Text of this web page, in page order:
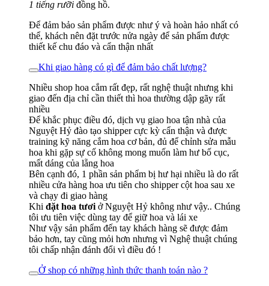
1 tiếng rưỡi đồng hồ.
Để đảm bảo sản phẩm được như ý và hoàn hảo nhất có
thể, khách nên đặt trước nửa ngày để sản phẩm được
thiết kế chu đáo và cẩn thận nhất
Khi giao hàng có gì để đảm bảo chất lượng?
Nhiều shop hoa cắm rất đẹp, rất nghệ thuật nhưng khi
giao đến địa chỉ cần thiết thì hoa thường dập gãy rất
nhiều
Để khắc phục điều đó, dịch vụ giao hoa tận nhà của
Nguyệt Hỷ đào tạo shipper cực kỳ cẩn thận và được
training kỹ năng cắm hoa cơ bản, đủ để chỉnh sửa mẫu
hoa khi gặp sự cố không mong muốn làm hư bố cục,
mất dáng của lẵng hoa
Bên cạnh đó, 1 phần sản phẩm bị hư hại nhiều là do rất
nhiều cửa hàng hoa ưu tiên cho shipper cột hoa sau xe
và chạy đi giao hàng
Khi đặt hoa tươi ở Nguyệt Hỷ không như vậy.. Chúng
tôi ưu tiên việc dùng tay để giữ hoa và lái xe
Như vậy sản phẩm đến tay khách hàng sẽ được đảm
bảo hơn, tay cũng mỏi hơn nhưng vì Nghệ thuật chúng
tôi chấp nhận đánh đổi vì điều đó !
Ở shop có những hình thức thanh toán nào ?